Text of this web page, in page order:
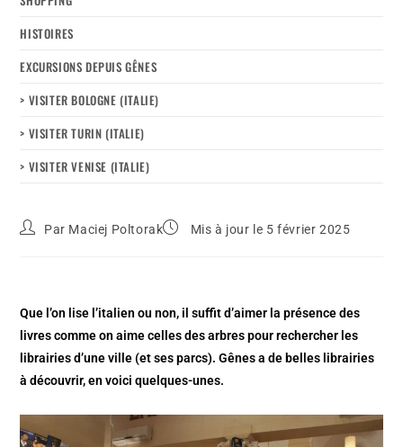
HISTOIRES
EXCURSIONS DEPUIS GÊNES
> VISITER BOLOGNE (ITALIE)
> VISITER TURIN (ITALIE)
> VISITER VENISE (ITALIE)
Par Maciej Poltorak Mis à jour le 5 février 2025
Que l’on lise l’italien ou non, il suffit d’aimer la présence des
livres comme on aime celles des arbres pour rechercher les
librairies d’une ville (et ses parcs). Gênes a de belles librairies
à découvrir, en voici quelques-unes.